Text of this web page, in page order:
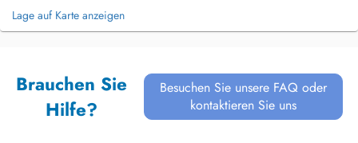
Lage auf Karte anzeigen
Brauchen Sie
Hilfe?
Besuchen Sie unsere FAQ oder
kontaktieren Sie uns